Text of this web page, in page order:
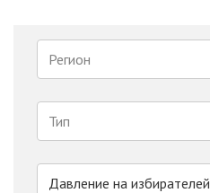
Регион
Тип
Давление на избирателей